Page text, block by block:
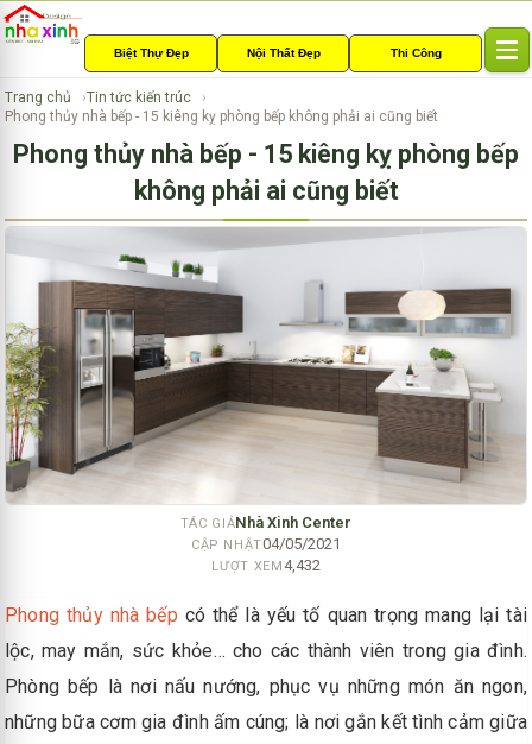
Biệt Thự Đẹp Nội Thất Đẹp Thi Công
l
a
a
t
o
n
Trang chủ
Tin tức kiến trúc
Phong thủy nhà bếp - 15 kiêng kỵ phòng bếp không phải ai cũng biết
Phong thủy nhà bếp - 15 kiêng kỵ phòng bếp
không phải ai cũng biết
TÁC GIẢNhà Xinh Center
CẬP NHẬT04/05/2021
LƯỢT XEM 4,432
Phong thủy nhà bếp có thể là yếu tố quan trọng mang lại tài
lộc, may mắn, sức khỏe… cho các thành viên trong gia đình.
Phòng bếp là nơi nấu nướng, phục vụ những món ăn ngon,
những bữa cơm gia đình ấm cúng; là nơi gắn kết tình cảm giữa